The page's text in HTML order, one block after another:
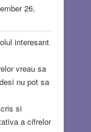
26,
interesant
vreau sa
nu pot sa
si
a cifrelor